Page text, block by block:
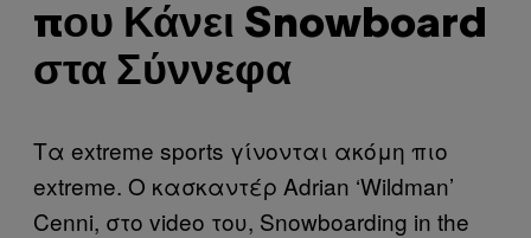
που Κάνει Snowboard
στα Σύννεφα
Τα extreme sports γίνoνται ακόμη πιο
extreme. O κασκαντέρ Adrian ‘Wildman’
Cenni, στο video του, Snowboarding in the